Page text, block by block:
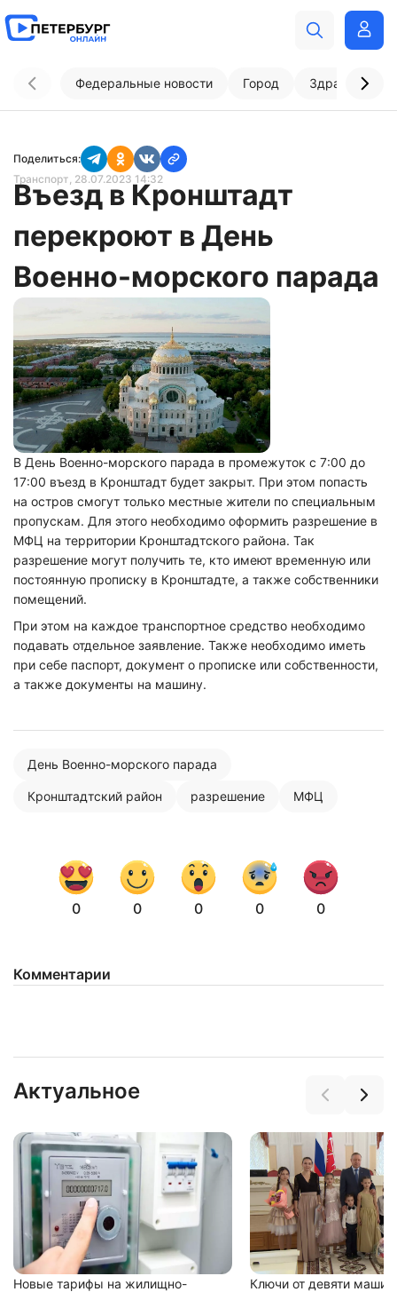
Федеральные новости Город
Поделиться:
Транспорт, 28.07.2023 14:32
Въезд в Кронштадт
перекроют в День
Военно-морского парада
В День Военно-морского парада в промежуток с 7:00 до
17:00 въезд в Кронштадт будет закрыт. При этом попасть
на остров смогут только местные жители по специальным
пропускам. Для этого необходимо оформить разрешение в
МФЦ на территории Кронштадтского района. Так
разрешение могут получить те, кто имеют временную или
постоянную прописку в Кронштадте, а также собственники
помещений.
При этом на каждое транспортное средство необходимо
подавать отдельное заявление. Также необходимо иметь
при себе паспорт, документ о прописке или собственности,
а также документы на машину.
День Военно-морского парада
Кронштадтский район разрешение МФЦ
0 0 0 0 0
Комментарии
Актуальное
Новые тарифы на жилищно-
Ключи от девяти машин
Нажимая на кнопку "Отправить" вы
соглашаетесь с политикой конфиденциальности